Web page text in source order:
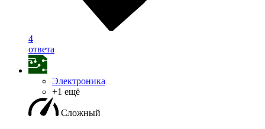
4
ответа
Электроника
+1 ещё
Сложный